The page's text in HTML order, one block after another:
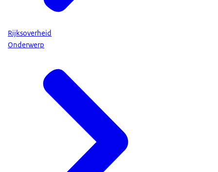
Rijksoverheid
Onderwerp